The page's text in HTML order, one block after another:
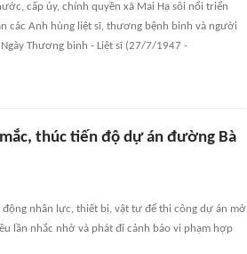
cấp ủy, chính quyền xã Mai Hạ sôi nổi triển
các Anh hùng liệt sĩ, thương bệnh binh và người
Thương binh - Liệt sĩ (27/7/1947 -
thúc tiến độ dự án đường Bà
nhân lực, thiết bị, vật tư để thi công dự án mở
lần nhắc nhở và phát đi cảnh báo vi phạm hợp